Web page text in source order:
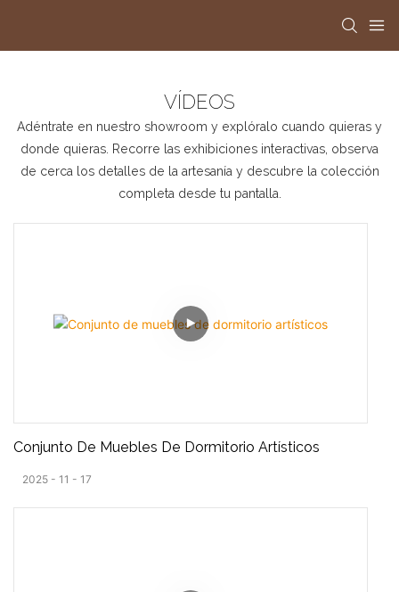
VÍDEOS
Adéntrate en nuestro showroom y explóralo cuando quieras y
donde quieras. Recorre las exhibiciones interactivas, observa
de cerca los detalles de la artesanía y descubre la colección
completa desde tu pantalla.
Conjunto De Muebles De Dormitorio Artísticos
2025 11 17